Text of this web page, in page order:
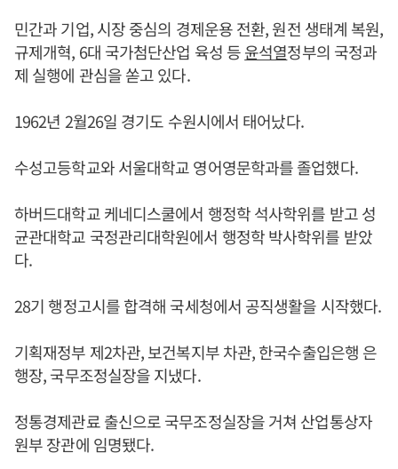
민간과 기업, 시장 중심의 경제운용 전환, 원전 생태계 복원,
규제개혁, 6대 국가첨단산업 육성 등윤석열정부의 국정과
제 실행에 관심을 쏟고 있다.
1962년 2월26일 경기도 수원시에서 태어났다.
수성고등학교와 서울대학교 영어영문학과를 졸업했다.
하버드대학교 케네디스쿨에서 행정학 석사학위를 받고 성
균관대학교 국정관리대학원에서 행정학 박사학위를 받았
다.
28기 행정고시를 합격해 국세청에서 공직생활을 시작했다.
기획재정부 제2차관, 보건복지부 차관, 한국수출입은행 은
행장, 국무조정실장을 지냈다.
정통경제관료 출신으로 국무조정실장을 거쳐 산업통상자
원부 장관에 임명됐다.